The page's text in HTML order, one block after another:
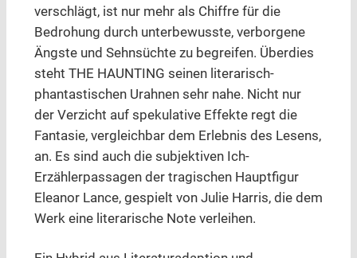
verschlägt, ist nur mehr als Chiffre für die
Bedrohung durch unterbewusste, verborgene
Ängste und Sehnsüchte zu begreifen. Überdies
steht THE HAUNTING seinen literarisch-
phantastischen Urahnen sehr nahe. Nicht nur
der Verzicht auf spekulative Effekte regt die
Fantasie, vergleichbar dem Erlebnis des Lesens,
an. Es sind auch die subjektiven Ich-
Erzählerpassagen der tragischen Hauptfigur
Eleanor Lance, gespielt von Julie Harris, die dem
Werk eine literarische Note verleihen.